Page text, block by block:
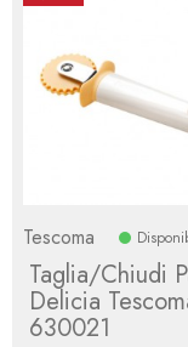
Tescoma
Taglia/Chiudi
Delicia
630021